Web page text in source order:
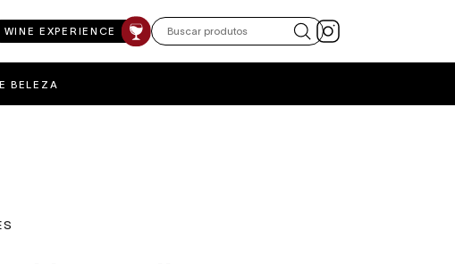
BELEZA
WINE EXPERIENCE